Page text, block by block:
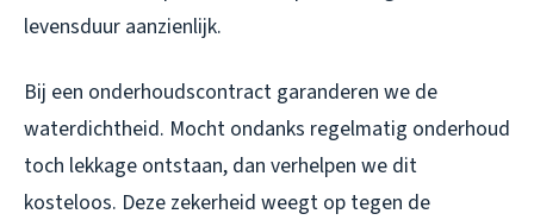
levensduur aanzienlijk.
Bij een onderhoudscontract garanderen we de
waterdichtheid. Mocht ondanks regelmatig onderhoud
toch lekkage ontstaan, dan verhelpen we dit
kosteloos. Deze zekerheid weegt op tegen de